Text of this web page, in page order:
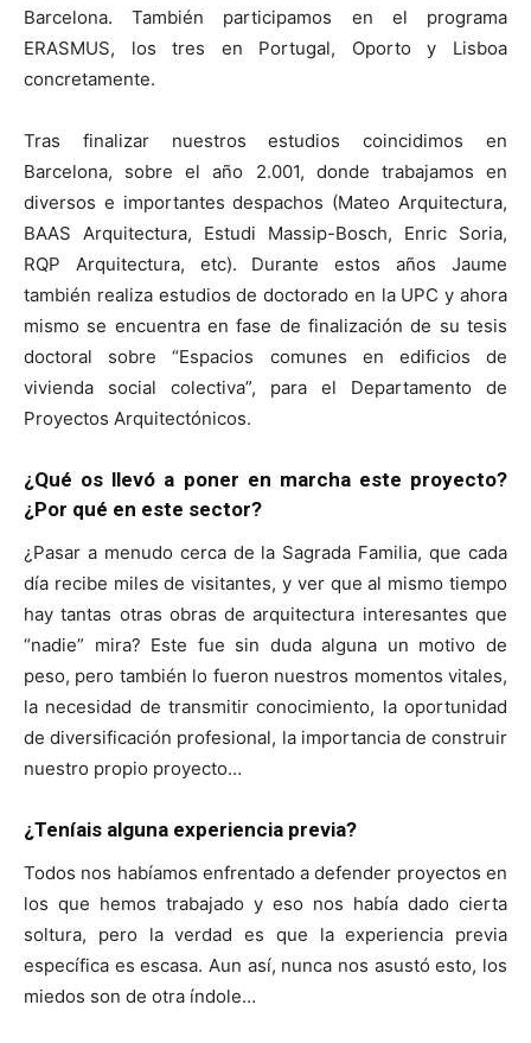
Barcelona. También participamos en el programa
ERASMUS, los tres en Portugal, Oporto y Lisboa
concretamente.
Tras finalizar nuestros estudios coincidimos en
Barcelona, sobre el año 2.001, donde trabajamos en
diversos e importantes despachos (Mateo Arquitectura,
BAAS Arquitectura, Estudi Massip-Bosch, Enric Soria,
RQP Arquitectura, etc). Durante estos años Jaume
también realiza estudios de doctorado en la UPC y ahora
mismo se encuentra en fase de finalización de su tesis
doctoral sobre “Espacios comunes en edificios de
vivienda social colectiva”, para el Departamento de
Proyectos Arquitectónicos.
¿Qué os llevó a poner en marcha este proyecto?
¿Por qué en este sector?
¿Pasar a menudo cerca de la Sagrada Familia, que cada
día recibe miles de visitantes, y ver que al mismo tiempo
hay tantas otras obras de arquitectura interesantes que
“nadie” mira? Este fue sin duda alguna un motivo de
peso, pero también lo fueron nuestros momentos vitales,
la necesidad de transmitir conocimiento, la oportunidad
de diversificación profesional, la importancia de construir
nuestro propio proyecto…
¿Teníais alguna experiencia previa?
Todos nos habíamos enfrentado a defender proyectos en
los que hemos trabajado y eso nos había dado cierta
soltura, pero la verdad es que la experiencia previa
específica es escasa. Aun así, nunca nos asustó esto, los
miedos son de otra índole…